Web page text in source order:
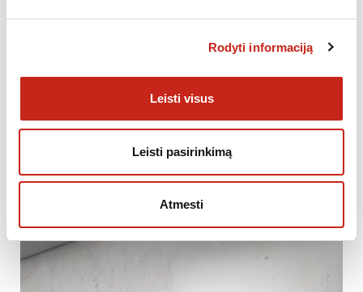
Rodyti informaciją
Leisti visus
Leisti pasirinkimą
Atmesti